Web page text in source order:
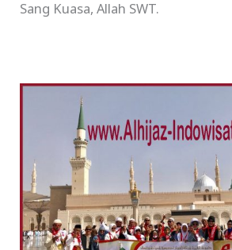
Sang Kuasa, Allah SWT.